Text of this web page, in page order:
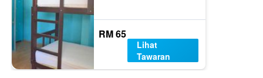
RM 65
Lihat
Tawaran